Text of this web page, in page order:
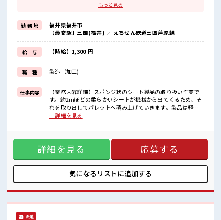
週末は家族や友人と一緒にプライベート満喫！
≪髪色自由で自分らしく働く≫
明るすぎたり奇抜でなければ基本的に自由！
(規定有)制服があると毎日の服選びに悩まずOK♪
≪未経験OKの仕事≫
新しいことにチャレンジするのは不安だけど、
しっかり働く環境が整っています！
イチからスキルUP・ステップUP目指していきましょう！
≪自分に合った期間で働ける≫
福利厚生が整った派遣のお仕事です！
■職場の雰囲気
キバツ過ぎなければ髪色・髪型は自由！
仕事の合間の息抜きは休憩室で♪
程よく残業あり！
もっと見る
勤 務 地
福井県福井市
【最寄駅】三国(福井) ／ えちぜん鉄道三国芦原線
給 与 【時給】1,300 円
職 種 製造（加工)
仕事内容
【業務内容詳細】スポンジ状のシート製品の取り扱い作業で
す。約2mほどの柔らかいシートが機械から出てくるため、そ
れを取り出してパレットへ積み上げていきます。製品は軽く
て柔らかく安全性の高い素材のため、未経験の方でも扱いや
≪無理なくお給料に残業代を上乗せ≫ 残業は月20時間未満
で、 ほどよく稼げます♪ ≪週休2日制≫ 週末は家族や友人と
一緒にプライベート満喫！ ≪髪色自由で自分らしく働く≫ 明
るすぎたり奇抜でなければ基本的に自由！ (規定有)制服があ
ると毎日の服選びに悩まずOK♪ ≪未経験OKの仕事≫ 新しい
ことにチャレンジするのは不安だけど、 しっかり働く環境が
きましょう！ ≪自分に合った期間で働ける≫ 福利厚生が整っ
た派遣のお仕事です！ ■職場の雰囲気 キバツ過ぎなければ髪
…詳細を見る
詳細を見る 応募する
気になるリストに追加する
派遣